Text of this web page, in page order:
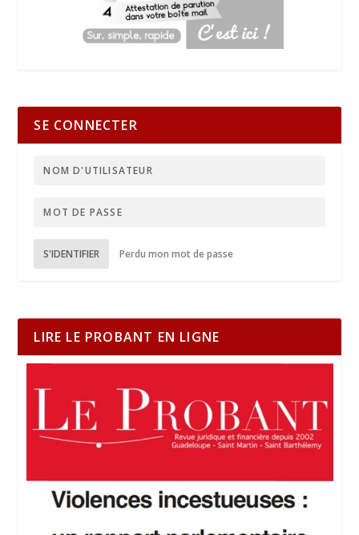
SE CONNECTER
S'IDENTIFIER Perdu mon mot de passe
LIRE LE PROBANT EN LIGNE